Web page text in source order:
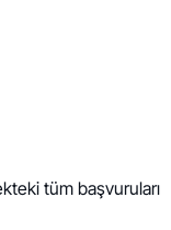
tüm başvuruları